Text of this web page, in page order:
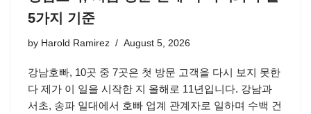
5가지 기준
by Harold Ramirez August 5, 2026
강남호빠, 10곳 중 7곳은 첫 방문 고객을 다시 보지 못한
다 제가 이 일을 시작한 지 올해로 11년입니다. 강남과
서초, 송파 일대에서 호빠 업계 관계자로 일하며 수백 건